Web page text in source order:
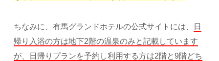
ちなみに、有馬グランドホテルの公式サイトには、
日
帰り入浴の方は地下2階の温泉のみと記載しています
が、日帰りプランを予約し利用する方は2階と9階どち